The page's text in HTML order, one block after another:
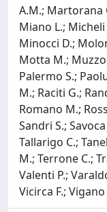
A.M.; Martorana
Miano L.;
Minocci D.;
Motta M.;
Palermo S.;
M.; Raciti G.;
Romano M.;
Sandri S.; Savoca
Tallarigo C.;
M.; Terrone C.;
Valenti P.;
Vicirca F.;